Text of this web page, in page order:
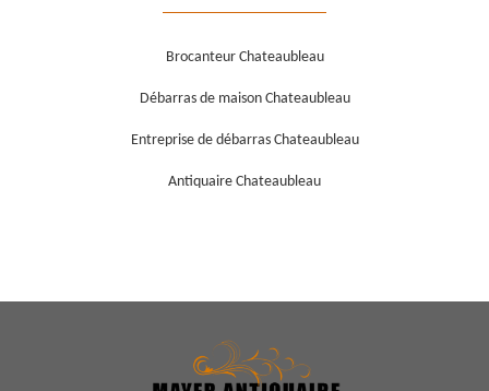
Brocanteur Chateaubleau
Débarras de maison Chateaubleau
Entreprise de débarras Chateaubleau
Antiquaire Chateaubleau